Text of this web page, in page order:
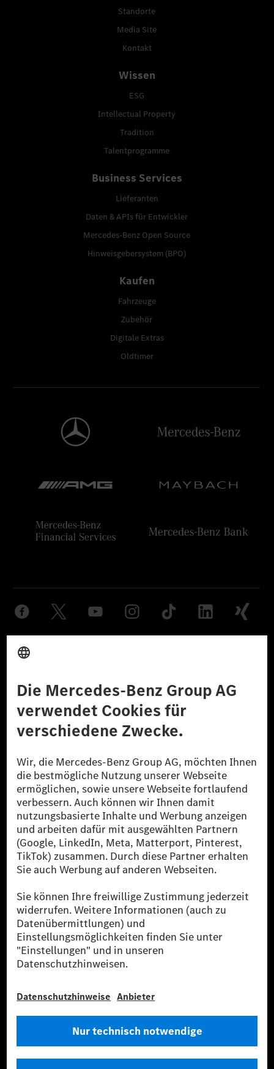
Standorte
Media Site
Kontakt
Wissen
ESG
Intellectual Property
Tradition
Talentprogramme
Business Services
Lieferanten
Daten & APIs für Entwickler
Mercedes-Benz Open Source
Hinweisgebersystem (BPO)
Kaufen
Fahrzeuge
Zubehör
Digitale Extras
Oldtimer
© 2026 Mercedes-Benz Group AG. Alle Rechte vorbehalten.
reduzierte CO₂-Emissionen bei der Mercedes-Benz Group durch
zertifizierte Ausgleichsprojekte kompensiert werden.
[2] Renewable Charging ist ein integraler Bestandteil von MB.CHARGE
Public in Europa, den USA, Kanada und China. Sofern an der jeweiligen
Ladestation noch kein Strom aus erneuerbaren Energien vorliegt,
verwendet Renewable Charging Grünstromzertifikate*. Diese stellen
sicher, dass für Ladevorgänge über MB.CHARGE Public eine äquivalente
Strommenge aus erneuerbaren Energien ins Stromnetz eingespeist wird.
Sie stammen ausschließlich aus Wind- und Solarkraftanlagen, die jünger
als sechs Jahre sind.
* Inkl. EKOenergy Ökolabel
* Die angegebenen Werte wurden nach dem vorgeschriebenen
Messverfahren WLTP (Worldwide harmonised Light vehicles Test
Procedure) ermittelt. Die angegebenen Spannweiten beziehen sich auf
den europäischen Markt. Der Energieverbrauch und der CO₂-Ausstoß
eines Pkw sind nicht nur von der effizienten Ausnutzung des Kraftstoffs
bzw. des Energieträgers durch den Pkw, sondern auch vom Fahrstil und
anderen nichttechnischen Faktoren abhängig.
** Der Stromverbrauch wurde auf der Grundlage der VO 692/2008/EG
wurden intern nach Maßgabe der Zertifizierungsmethode „WLTP-
Prüfverfahren“ ermittelt. Es liegen bislang weder bestätigte Werte von
einer amtlich anerkannten Prüforganisation noch eine EG-
Typgenehmigung noch eine Konformitätsbescheinigung mit amtlichen
Werten vor. Abweichungen zwischen den Angaben und den amtlichen